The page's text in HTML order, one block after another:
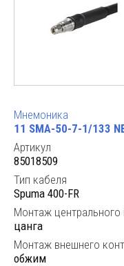
Мнемоника
11 SMA-50-7-1/133
Артикул
85018509
Тип кабеля
Spuma 400-FR
Монтаж центрального
цанга
Монтаж внешнего
обжим